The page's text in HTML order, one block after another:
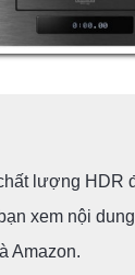
lượng HDR
xem nội
Amazon.